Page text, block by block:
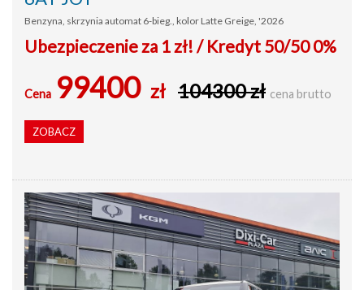
Benzyna, skrzynia automat 6-bieg., kolor Latte Greige, '2026
Ubezpieczenie za 1 zł! / Kredyt 50/50 0%
Cena 99400 zł 104300 zł cena brutto
ZOBACZ